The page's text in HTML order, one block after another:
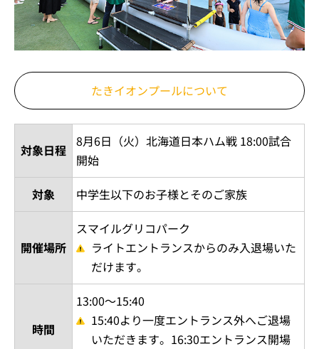
たきイオンプールについて
対象日程
8月6日（火）北海道日本ハム戦 18:00試合
開始
対象
中学生以下のお子様とそのご家族
開催場所
スマイルグリコパーク
ライトエントランスからのみ入退場いた
だけます。
時間
13:00～15:40
15:40より一度エントランス外へご退場
いただきます。16:30エントランス開場